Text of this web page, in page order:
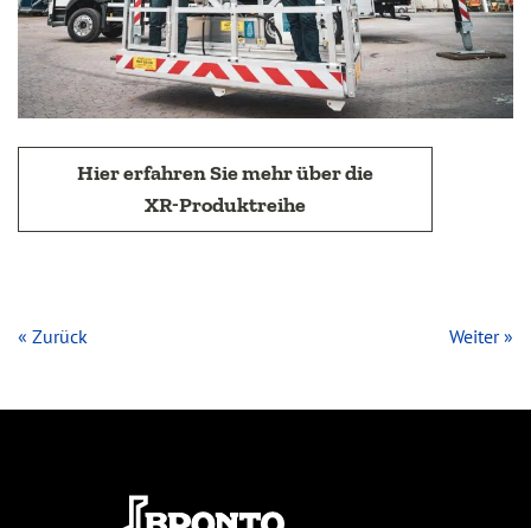
Hier erfahren Sie mehr über die
XR-Produktreihe
« Zurück Weiter »